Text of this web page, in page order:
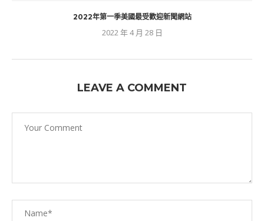
2022年第一季美國最受歡迎新聞網站
2022 年 4 月 28 日
LEAVE A COMMENT